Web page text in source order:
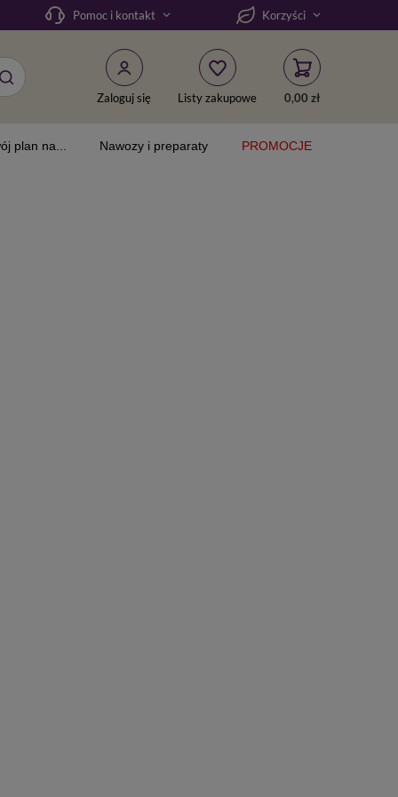
Pomoc i kontakt Korzyści
Zaloguj się Listy zakupowe 0,00 zł
plan na... Nawozy i preparaty PROMOCJE